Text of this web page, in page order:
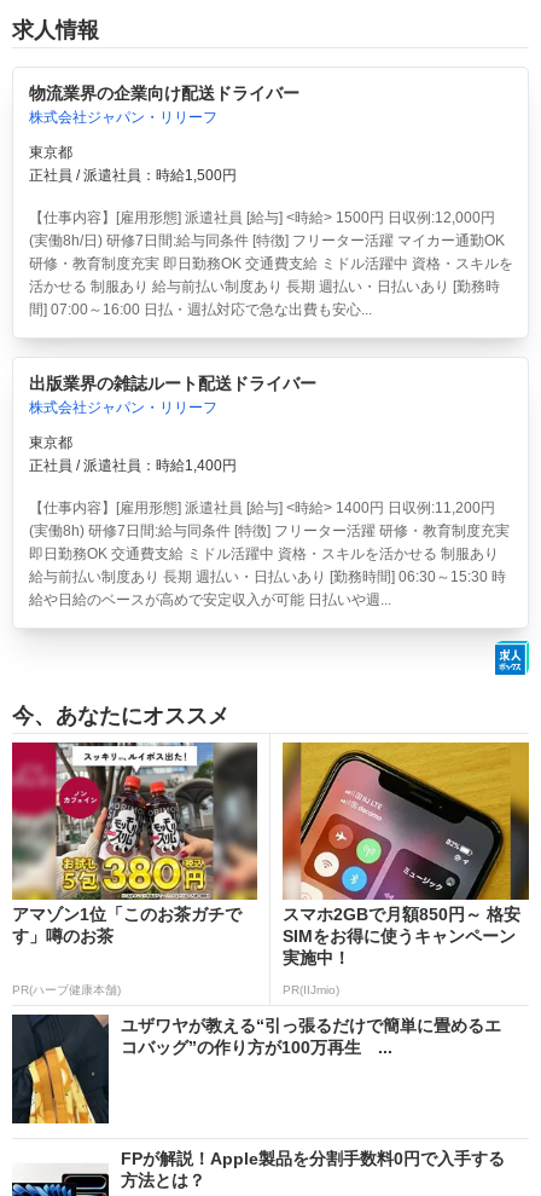
求人情報
物流業界の企業向け配送ドライバー
株式会社ジャパン・リリーフ
東京都
正社員 / 派遣社員：時給1,500円
【仕事内容】[雇用形態] 派遣社員 [給与] <時給> 1500円 日収例:12,000円
(実働8h/日) 研修7日間:給与同条件 [特徴] フリーター活躍 マイカー通勤OK
研修・教育制度充実 即日勤務OK 交通費支給 ミドル活躍中 資格・スキルを
活かせる 制服あり 給与前払い制度あり 長期 週払い・日払いあり [勤務時
間] 07:00～16:00 日払・週払対応で急な出費も安心...
出版業界の雑誌ルート配送ドライバー
株式会社ジャパン・リリーフ
東京都
正社員 / 派遣社員：時給1,400円
【仕事内容】[雇用形態] 派遣社員 [給与] <時給> 1400円 日収例:11,200円
(実働8h) 研修7日間:給与同条件 [特徴] フリーター活躍 研修・教育制度充実
即日勤務OK 交通費支給 ミドル活躍中 資格・スキルを活かせる 制服あり
給与前払い制度あり 長期 週払い・日払いあり [勤務時間] 06:30～15:30 時
給や日給のベースが高めで安定収入が可能 日払いや週...
今、あなたにオススメ
アマゾン1位「このお茶ガチで
す」噂のお茶
PR(ハーブ健康本舗)
スマホ2GBで月額850円～ 格安
SIMをお得に使うキャンペーン
実施中！
PR(IIJmio)
ユザワヤが教える“引っ張るだけで簡単に畳めるエ
コバッグ”の作り方が100万再生 ...
FPが解説！Apple製品を分割手数料0円で入手する
方法とは？